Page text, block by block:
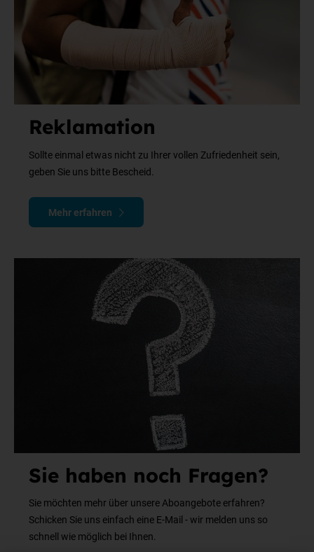
Reklamation
Sollte einmal etwas nicht zu Ihrer vollen Zufriedenheit sein,
geben Sie uns bitte Bescheid.
Mehr erfahren
Sie haben noch Fragen?
Sie möchten mehr über unsere Aboangebote erfahren?
Schicken Sie uns einfach eine E-Mail - wir melden uns so
schnell wie möglich bei Ihnen.